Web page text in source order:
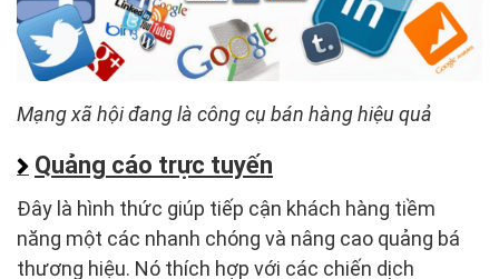
Mạng xã hội đang là công cụ bán hàng hiệu quả
Quảng cáo trực tuyến
Đây là hình thức giúp tiếp cận khách hàng tiềm
năng một các nhanh chóng và nâng cao quảng bá
thương hiệu. Nó thích hợp với các chiến dịch